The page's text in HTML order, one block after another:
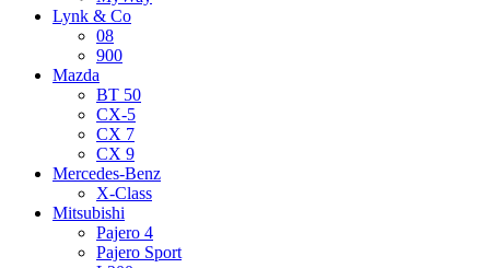
Lynk & Co
08
900
Mazda
BT 50
CX-5
CX 7
CX 9
Mercedes-Benz
X-Class
Mitsubishi
Pajero 4
Pajero Sport